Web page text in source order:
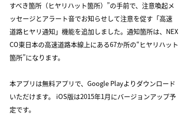
すべき箇所（ヒヤリハット箇所）”の手前で、注意喚起メ
ッセージとアラート音でお知らせして注意を促す「高速
道路ヒヤリ通知」機能を追加しました。通知箇所は、NEX
CO東日本の高速道路本線上にある67か所の“ヒヤリハット
箇所”になります。
本アプリは無料アプリで、Google Playよりダウンロード
いただけます。 iOS版は2015年1月にバージョンアップ予
定です。